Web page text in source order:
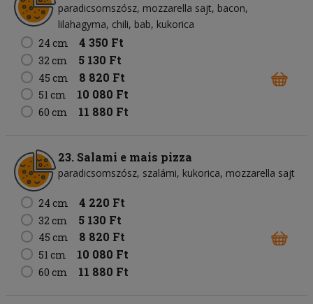
paradicsomszósz mozzarella sajt bacon
lilahagyma chili bab kukorica
24 cm
4 350 Ft
32 cm 5 130 Ft
45 cm 8 820 Ft
51 cm 10 080 Ft
60 cm 11 880 Ft
23. Salami e mais pizza
paradicsomszósz szalámi kukorica mozzarella sajt
24 cm 4 220 Ft
32 cm 5 130 Ft
45 cm 8 820 Ft
51 cm 10 080 Ft
60 cm 11 880 Ft